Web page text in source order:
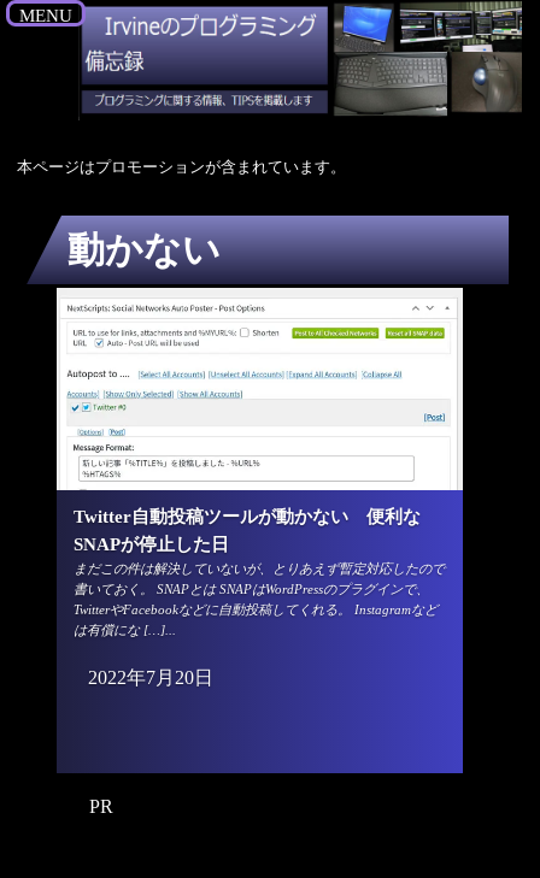
MENU
本ページはプロモーションが含まれています。
動かない
Twitter自動投稿ツールが動かない 便利な
SNAPが停止した日
まだこの件は解決していないが、とりあえず暫定対応したので
書いておく。 SNAPとは SNAPはWordPressのプラグインで、
TwitterやFacebookなどに自動投稿してくれる。 Instagramなど
は有償にな […]...
2022年7月20日
PR